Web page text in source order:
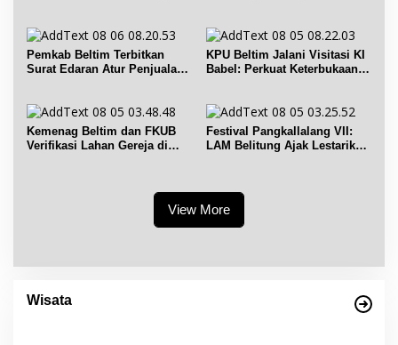
Pemkab Beltim Terbitkan
Surat Edaran Atur Penjualan
KPU Beltim Jalani Visitasi KI
Babel: Perkuat Keterbukaan
Kemenag Beltim dan FKUB
Verifikasi Lahan Gereja di
Festival Pangkallalang VII:
LAM Belitung Ajak Lestarikan
View More
Wisata
Provinsi Babel Terima Sertifikat dan